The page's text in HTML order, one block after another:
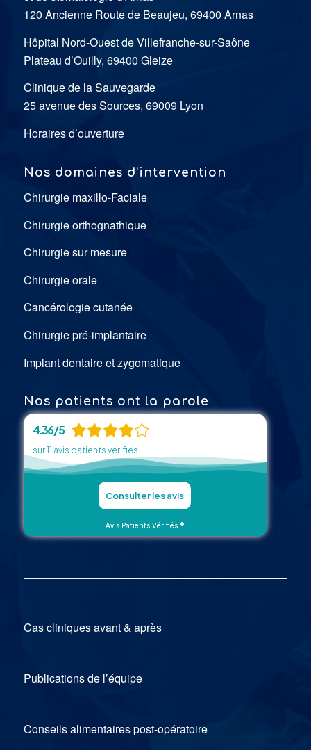
120 Ancienne Route de Beaujeu, 69400 Arnas
Hôpital Nord-Ouest de Villefranche-sur-Saône
Plateau d’Ouilly, 69400 Gleize
Clinique de la Sauvegarde
25 avenue des Sources, 69009 Lyon
Horaires d’ouverture
Nos domaines d’intervention
Chirurgie maxillo-Faciale
Chirurgie orthognathique
Chirurgie sur mesure
Chirurgie orale
Cancérologie cutanée
Chirurgie pré-implantaire
Implant dentaire et zygomatique
Nos patients ont la parole
4.36 / 5
sur 11 avis patients vérifiés
Consulter les avis
Avis Patients Vérifiés ®
Cas cliniques avant & après
Publications de l’équipe
Conseils alimentaires post-opératoire